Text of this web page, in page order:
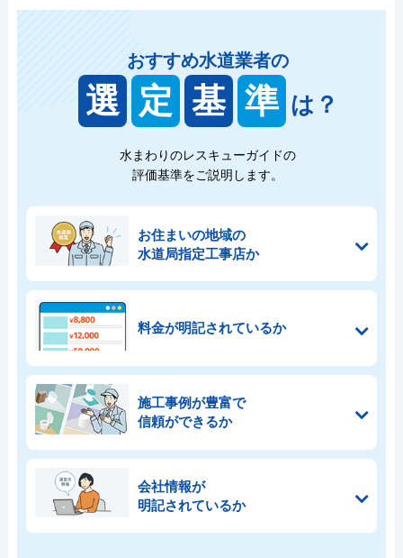
おすすめ水道業者の
選 定 基 準 は？
水まわりのレスキューガイドの
評価基準をご説明します。
お住まいの地域の
水道局指定工事店か
料金が明記されているか
施工事例が豊富で
信頼ができるか
会社情報が
明記されているか